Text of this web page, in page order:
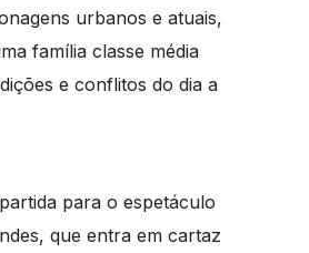
urbanos e atuais,
família classe média
e conflitos do dia a
para o espetáculo
que entra em cartaz